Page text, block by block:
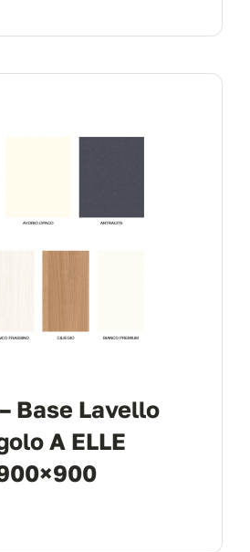
Base Lavello
A ELLE